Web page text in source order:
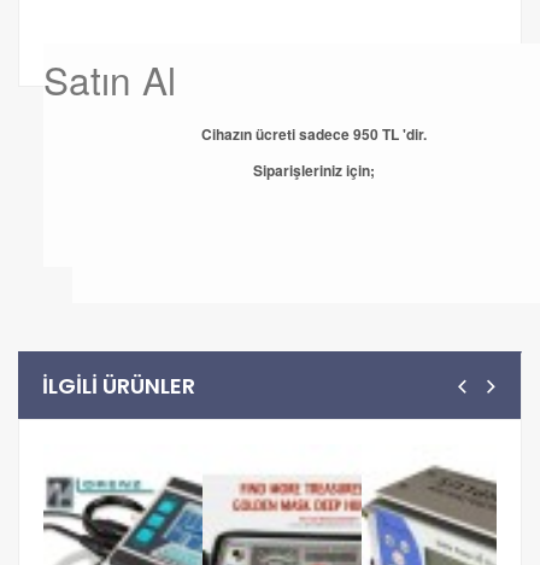
Satın Al
Cihazın ücreti sadece 950 TL 'dir.
Siparişleriniz için;
ILGILI ÜRÜNLER